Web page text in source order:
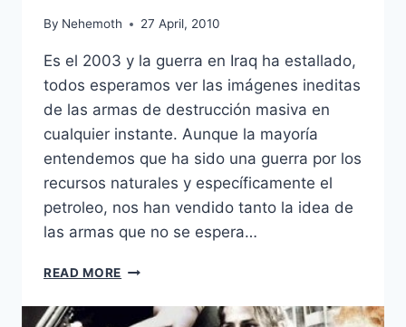
By Nehemoth 27 April, 2010
Es el 2003 y la guerra en Iraq ha estallado,
todos esperamos ver las imágenes ineditas
de las armas de destrucción masiva en
cualquier instante. Aunque la mayoría
entendemos que ha sido una guerra por los
recursos naturales y específicamente el
petroleo, nos han vendido tanto la idea de
las armas que no se espera…
READ MORE GREEN
(2010)